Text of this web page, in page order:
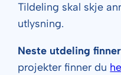
Tildeling skal skje
utlysning.
Neste utdeling
projekter finner du